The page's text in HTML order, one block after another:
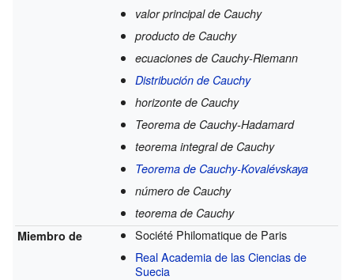
valor principal de Cauchy
producto de Cauchy
ecuaciones de Cauchy-Riemann
Distribución de Cauchy
horizonte de Cauchy
Teorema de Cauchy-Hadamard
teorema integral de Cauchy
Teorema de Cauchy-Kovalévskaya
número de Cauchy
teorema de Cauchy
Miembro de
Société Philomatique de Paris
Real Academia de las Ciencias de
Suecia